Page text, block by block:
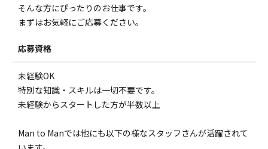
そんな方にぴったりのお仕事です。
まずはお気軽にご応募ください。
応募資格
未経験OK
特別な知識・スキルは一切不要です。
未経験からスタートした方が半数以上
Man to Manでは他にも以下の様なスタッフさんが活躍されて